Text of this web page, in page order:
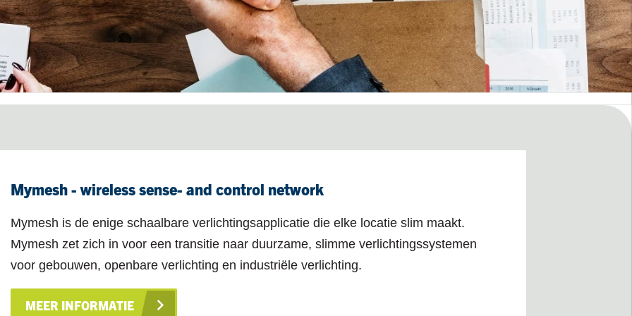
Mymesh - wireless sense- and control network
Mymesh is de enige schaalbare verlichtingsapplicatie die elke locatie slim maakt.
Mymesh zet zich in voor een transitie naar duurzame, slimme verlichtingssystemen
voor gebouwen, openbare verlichting en industriële verlichting.
MEER INFORMATIE